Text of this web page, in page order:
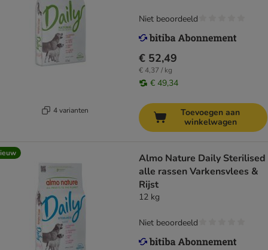
4 varianten
€ 52,49
€ 4,37 / kg
€ 49,34
Niet beoordeeld
Toevoegen aan
winkelwagen
Almo Nature Daily Sterilised
alle rassen Varkensvlees &
Rijst
12 kg
Niet beoordeeld